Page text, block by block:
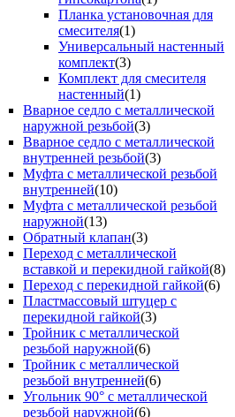
Планка установочная для
смесителя(1)
Универсальный настенный
комплект(3)
Комплект для смесителя
настенный(1)
Вварное седло с металлической
наружной резьбой(3)
Вварное седло с металлической
внутренней резьбой(3)
Муфта с металлической резьбой
внутренней(10)
Муфта с металлической резьбой
наружной(13)
Обратный клапан(3)
Переход с металлической
вставкой и перекидной гайкой(8)
Переход с перекидной гайкой(6)
Пластмассовый штуцер с
перекидной гайкой(3)
Тройник с металлической
резьбой наружной(6)
Тройник с металлической
резьбой внутренней(6)
Угольник 90° с металлической
резьбой наружной(6)